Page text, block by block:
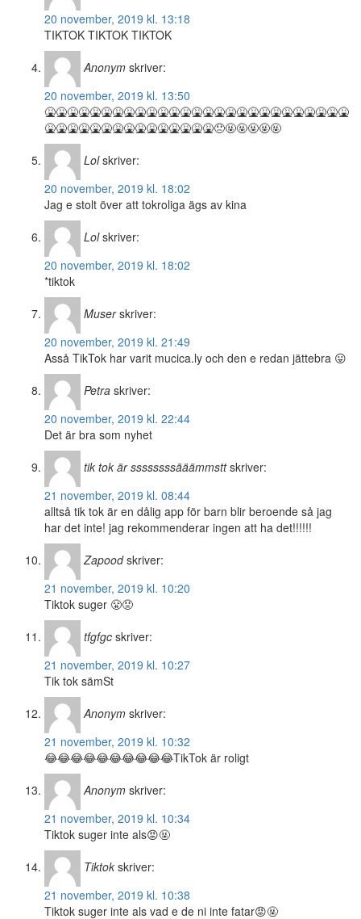
20 november, 2019 kl. 13:18
TIKTOK TIKTOK TIKTOK
Anonym skriver:
20 november, 2019 kl. 13:50
🤮🤮🤮🤮🤮🤮🤮🤮🤮🤮🤮🤮🤮🤮🤮🤮🤮🤮🤮🤮🤮🤮🤮🤮🤮🤮🤮
🤮🤮🤮🤮🤮🤮🤮🤮🤮🤮🤮🤮🤮🤮🤮😞🤬🤬🤬🤬🤬
Lol skriver:
20 november, 2019 kl. 18:02
Jag e stolt över att tokroliga ägs av kina
Lol skriver:
20 november, 2019 kl. 18:02
*tiktok
Muser skriver:
20 november, 2019 kl. 21:49
Asså TikTok har varit mucica.ly och den e redan jättebra 😛
Petra skriver:
20 november, 2019 kl. 22:44
Det är bra som nyhet
tik tok är ssssssssääämmstt skriver:
21 november, 2019 kl. 08:44
alltså tik tok är en dålig app för barn blir beroende så jag
har det inte! jag rekommenderar ingen att ha det!!!!!!
Zapood skriver:
21 november, 2019 kl. 10:20
Tiktok suger 😤😡
tfgfgc skriver:
21 november, 2019 kl. 10:27
Tik tok sämSt
Anonym skriver:
21 november, 2019 kl. 10:32
😂😂😂😂😂😂😂😂😂😂TikTok är roligt
Anonym skriver:
21 november, 2019 kl. 10:34
Tiktok suger inte als😡🤬
Tiktok skriver:
21 november, 2019 kl. 10:38
Tiktok suger inte als vad e de ni inte fatar😡🤬